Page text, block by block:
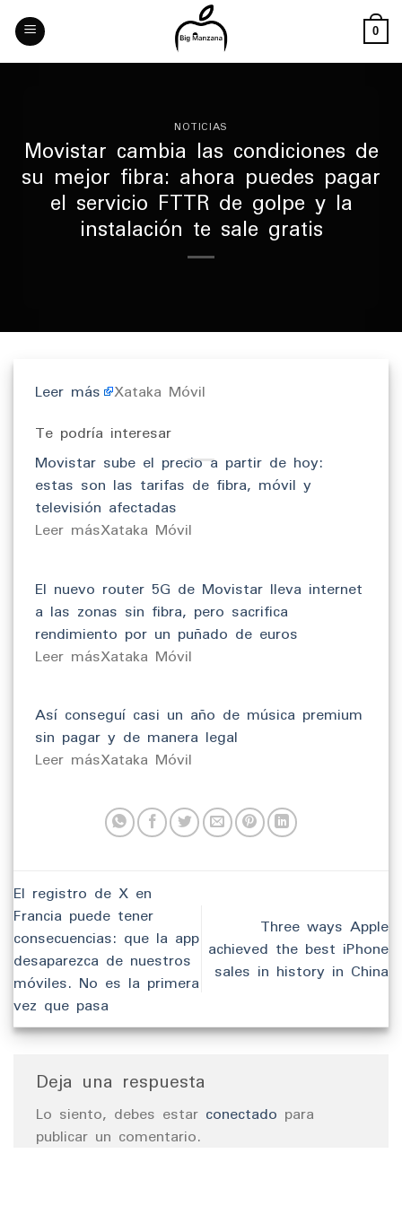
Skip
content
0
NOTICIAS
Movistar cambia las condiciones de
su mejor fibra: ahora puedes pagar
el servicio FTTR de golpe y la
instalación te sale gratis
Leer más Xataka Móvil
Te podría interesar
Movistar sube el precio a partir de hoy:
estas son las tarifas de fibra, móvil y
televisión afectadas
​Leer másXataka Móvil
El nuevo router 5G de Movistar lleva internet
a las zonas sin fibra, pero sacrifica
rendimiento por un puñado de euros
​Leer másXataka Móvil
Así conseguí casi un año de música premium
sin pagar y de manera legal
​Leer másXataka Móvil
El registro de X en
Francia puede tener
consecuencias: que la app
desaparezca de nuestros
móviles. No es la primera
vez que pasa
Three ways Apple
achieved the best iPhone
sales in history in China
Deja una respuesta
Lo siento, debes estar conectado para
publicar un comentario.